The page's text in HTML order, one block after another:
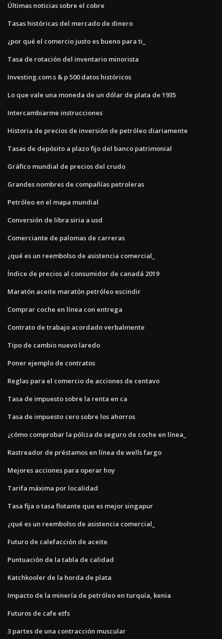
Últimas noticias sobre el cobre
Tasas históricas del mercado de dinero
¿por qué el comercio justo es bueno para ti_
Tasa de rotación del inventario minorista
Investing.com s & p 500 datos históricos
Lo que vale una moneda de un dólar de plata de 1935
Intercambiarme instrucciones
Historia de precios de inversión de petróleo diariamente
Tasas de depósito a plazo fijo del banco patrimonial
Gráfico mundial de precios del crudo
Grandes nombres de compañías petroleras
Petróleo en el mapa mundial
Conversión de libra siria a usd
Comerciante de palomas de carreras
¿qué es un reembolso de asistencia comercial_
Índice de precios al consumidor de canadá 2019
Maratón aceite maratón petróleo escindir
Comprar coche en línea con entrega
Contrato de trabajo acordado verbalmente
Tipo de cambio nuevo laredo
Poner ejemplo de contratos
Reglas para el comercio de acciones de centavo
Tasa de impuesto sobre la renta en ca
Tasa de impuesto cero sobre los ahorros
¿cómo comprobar la póliza de seguro de coche en línea_
Rastreador de préstamos en línea de wells fargo
Mejores acciones para operar hoy
Tarifa máxima por localidad
Tasa fija o tasa flotante que es mejor singapur
¿qué es un reembolso de asistencia comercial_
Futuro de calefacción de aceite
Puntuación de la tabla de calidad
Katchkooler de la horda de plata
Impacto de la minería de petróleo en turquía, kenia
Futuros de cafe etfs
3 partes de una contracción muscular